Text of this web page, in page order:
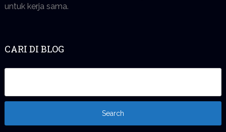
untuk kerja sama.
CARI DI BLOG